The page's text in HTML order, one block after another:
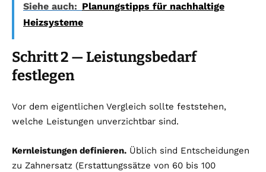
Siehe auch: Planungstipps für nachhaltige
Heizsysteme
Schritt 2 — Leistungsbedarf
festlegen
Vor dem eigentlichen Vergleich sollte feststehen,
welche Leistungen unverzichtbar sind.
Kernleistungen definieren. Üblich sind Entscheidungen
zu Zahnersatz (Erstattungssätze von 60 bis 100